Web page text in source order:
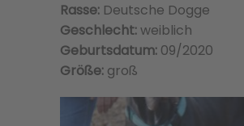
Rasse: Deutsche Dogge
Geschlecht:weiblich
Geburtsdatum: 09/2020
Größe: groß